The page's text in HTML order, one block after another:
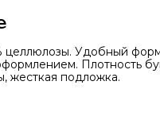
целлюлозы. Удобный
Плотность
жесткая подложка.